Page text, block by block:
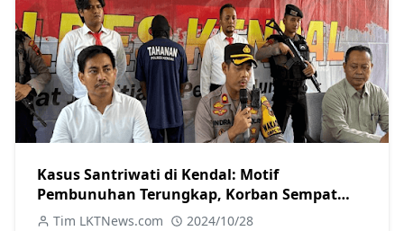
Kasus Santriwati di Kendal: Motif
Pembunuhan Terungkap, Korban Sempat
Melawan
Tim LKTNews.com 2024/10/28